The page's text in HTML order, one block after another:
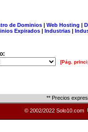
de Dominios| Web Hosting |
Expirados | Industrias |
[Pág.
** Precios
© 2002/2022 Solo10.com